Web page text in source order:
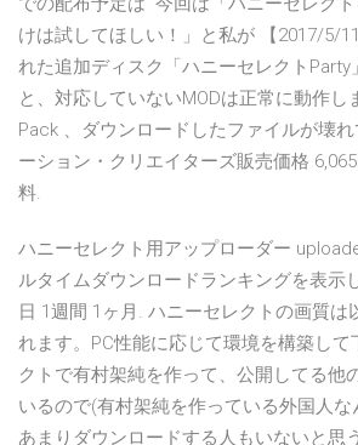
けは試してほしい！」と私が 【2017/5/
れた追加ディスク「ハニーセレクト
と、対応していないMODは正常に動作し
Pack 、ダウンロードしたファイルが壊
ーション・クリエイターズ販売価格
料.
ハニーセレクト用アップローダー
ルタイムダウンロードランキングを表示
日 1週間 1ヶ月. ハニーセレクトの画質は
れます。PC性能に応じて環境を構築して
クトで有村架純を作って、公開してる他
いるので(有村架純を作っている外国人な
あまりダウンロードする人もいないと思